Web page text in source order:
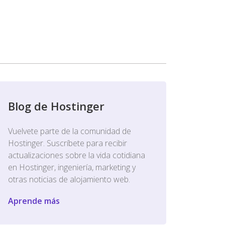
Blog de Hostinger
Vuelvete parte de la comunidad de
Hostinger. Suscríbete para recibir
actualizaciones sobre la vida cotidiana
en Hostinger, ingeniería, marketing y
otras noticias de alojamiento web.
Aprende más